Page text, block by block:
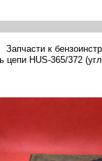
Запчасти к
цепи HUS-365/372